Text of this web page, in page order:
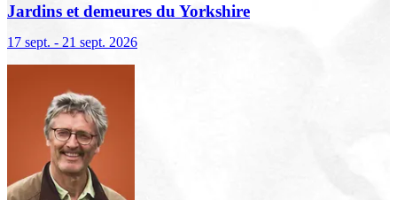
Jardins et demeures du Yorkshire
17 sept. - 21 sept. 2026